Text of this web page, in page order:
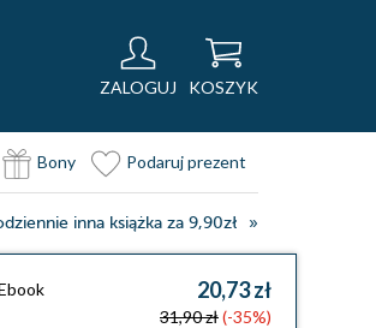
ZALOGUJ KOSZYK
Bony Podaruj prezent
inna książka za 9,90zł
20,73 zł
31,90 zł(-35%)